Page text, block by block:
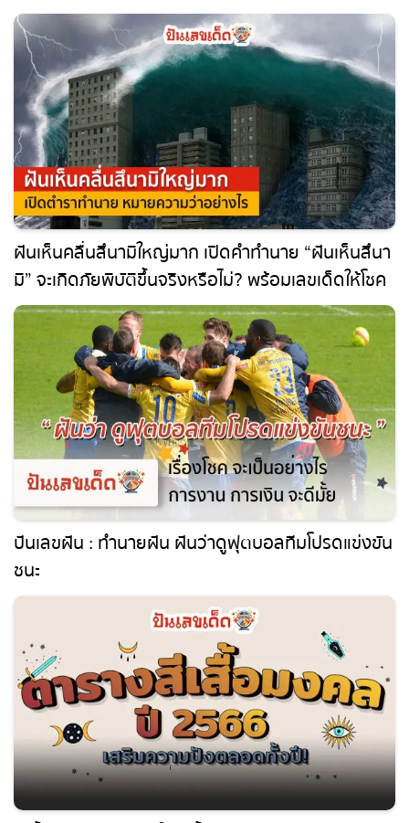
ฝันเห็นคลื่นสึนามิใหญ่มาก เปิดคำทำนาย “ฝันเห็นสึนา
มิ” จะเกิดภัยพิบัติขึ้นจริงหรือไม่? พร้อมเลขเด็ดให้โชค
คอหวยห้ามพลาด !!!
ปันเลขฝัน : ทำนายฝัน ฝันว่าดูฟุตบอลทีมโปรดแข่งขัน
ชนะ